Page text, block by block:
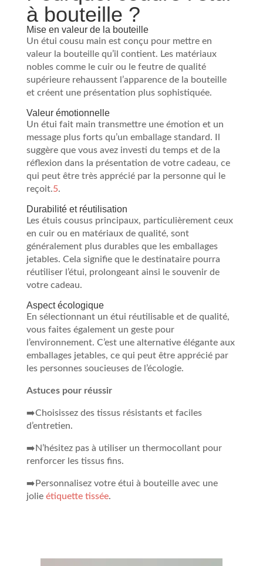
à bouteille ?
Mise en valeur de la bouteille
Un étui cousu main est conçu pour mettre en
valeur la bouteille qu’il contient. Les matériaux
nobles comme le cuir ou le feutre de qualité
supérieure rehaussent l’apparence de la bouteille
et créent une présentation plus sophistiquée.
Valeur émotionnelle
Un étui fait main transmettre une émotion et un
message plus forts qu’un emballage standard. Il
suggère que vous avez investi du temps et de la
réflexion dans la présentation de votre cadeau, ce
qui peut être très apprécié par la personne qui le
reçoit.5.
Durabilité et réutilisation
Les étuis cousus principaux, particulièrement ceux
en cuir ou en matériaux de qualité, sont
généralement plus durables que les emballages
jetables. Cela signifie que le destinataire pourra
réutiliser l’étui, prolongeant ainsi le souvenir de
votre cadeau.
Aspect écologique
En sélectionnant un étui réutilisable et de qualité,
vous faites également un geste pour
l’environnement. C’est une alternative élégante aux
emballages jetables, ce qui peut être apprécié par
les personnes soucieuses de l’écologie.
Astuces pour réussir
➡️Choisissez des tissus résistants et faciles
d’entretien.
➡️N’hésitez pas à utiliser un thermocollant pour
renforcer les tissus fins.
➡️Personnalisez votre étui à bouteille avec une
jolie étiquette tissée.